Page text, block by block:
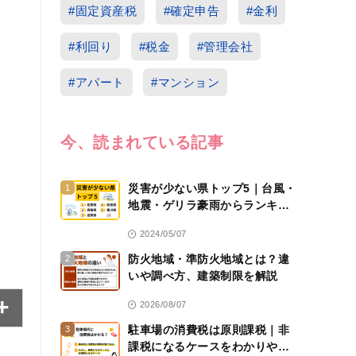
#固定資産税 #確定申告 #金利
#利回り #税金 #管理会社
#アパート #マンション
今、読まれている記事
1
災害が少ない県トップ5｜台風・
地震・ゲリラ豪雨からランキン
2024/05/07
2
防火地域・準防火地域とは？違
いや調べ方、建築制限を解説
2026/08/07
3
駐車場の消費税は原則課税｜非
課税になるケースをわかりやす